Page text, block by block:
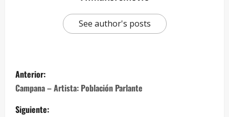
See author's posts
Anterior:
Campana – Artista: Población Parlante
Siguiente: